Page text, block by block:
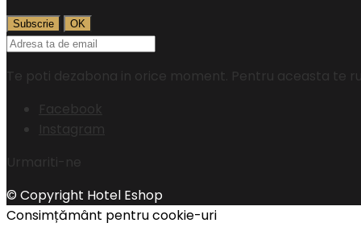
Te poti dezabona in orice moment. Pentru aceasta te
Facebook
Instagram
Urmariti-ne
© Copyright Hotel Eshop
Consimțământ pentru cookie-uri